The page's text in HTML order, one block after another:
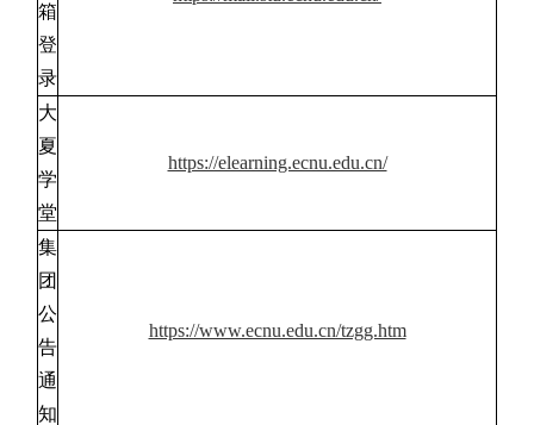
箱
登
录
大
夏
学
堂
https://elearning.ecnu.edu.cn/
集
团
公
告
通
知
https://www.ecnu.edu.cn/tzgg.htm